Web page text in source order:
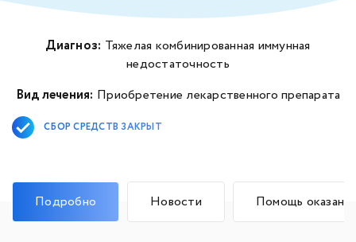
Диагноз: Тяжелая комбинированная иммунная
недостаточность
Вид лечения: Приобретение лекарственного препарата
СБОР СРЕДСТВ ЗАКРЫТ
Подробно Новости Помощь оказана